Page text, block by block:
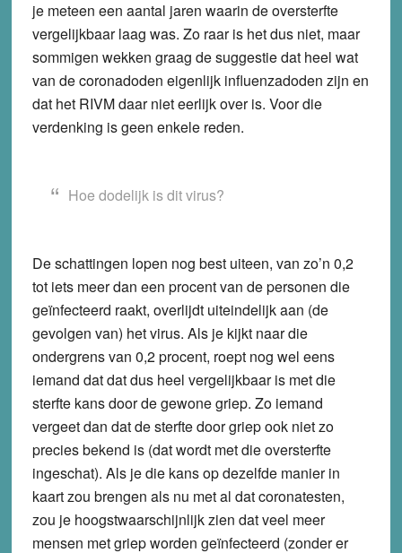
je meteen een aantal jaren waarin de oversterfte
vergelijkbaar laag was. Zo raar is het dus niet, maar
sommigen wekken graag de suggestie dat heel wat
van de coronadoden eigenlijk influenzadoden zijn en
dat het RIVM daar niet eerlijk over is. Voor die
verdenking is geen enkele reden.
Hoe dodelijk is dit virus?
De schattingen lopen nog best uiteen, van zo’n 0,2
tot iets meer dan een procent van de personen die
geïnfecteerd raakt, overlijdt uiteindelijk aan (de
gevolgen van) het virus. Als je kijkt naar die
ondergrens van 0,2 procent, roept nog wel eens
iemand dat dat dus heel vergelijkbaar is met die
sterfte kans door de gewone griep. Zo iemand
vergeet dan dat de sterfte door griep ook niet zo
precies bekend is (dat wordt met die oversterfte
ingeschat). Als je die kans op dezelfde manier in
kaart zou brengen als nu met al dat coronatesten,
zou je hoogstwaarschijnlijk zien dat veel meer
mensen met griep worden geïnfecteerd (zonder er